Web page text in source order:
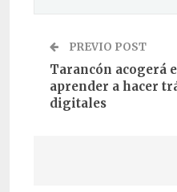
PREVIO POST
Tarancón acogerá
aprender a hacer
digitales